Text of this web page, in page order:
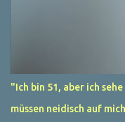
"Ich bin 51, aber ich
müssen neidisch auf